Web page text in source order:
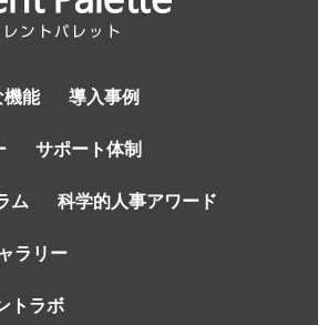
機能 導入事例
サポート体制
ム 科学的人事アワード
ラリー
トラボ